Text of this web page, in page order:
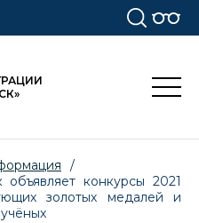
/
конкурсы 2021
золотых медалей и